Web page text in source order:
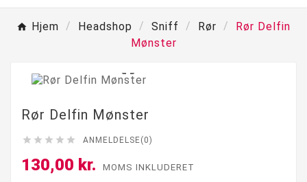
Hjem Headshop Sniff Rør
Rør Delfin
Mønster
Rør Delfin Mønster
     ANMELDELSE(0)
130,00 kr. MOMS INKLUDERET